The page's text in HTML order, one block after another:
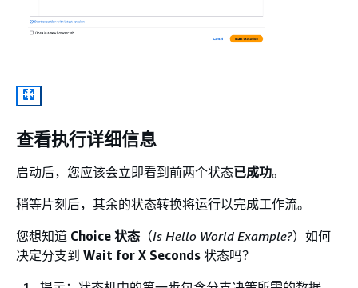
查看执行详细信息
启动后，您应该会立即看到前两个状态已成功。
稍等片刻后，其余的状态转换将运行以完成工作流。
您想知道 Choice 状态 （Is Hello World Example?）如何
决定分支到 Wait for X Seconds 状态吗？